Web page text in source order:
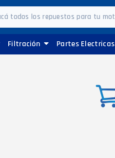
Filtración Partes Electricas